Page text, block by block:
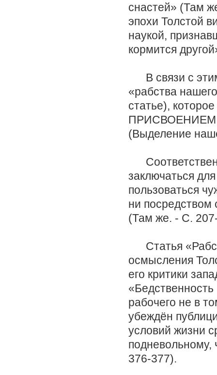
снастей» (Там
эпохи Толстой
наукой,
кормится
В связи с этим
«рабства
статье),
ПРИСВОЕНИЕМ
(Выделение
заключаться
пользоваться
ни посредством
(Там же. - С.
Статья
осмысления
его критики
рабочего не в
убеждён
условий жизни
376-377).